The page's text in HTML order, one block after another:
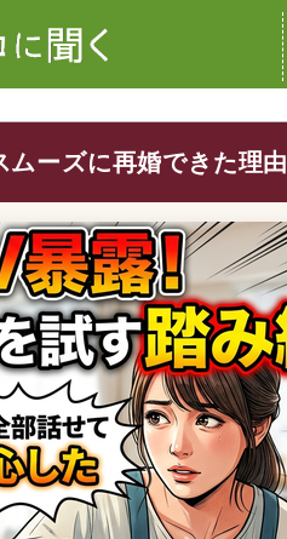
ムーズに再婚できた理由